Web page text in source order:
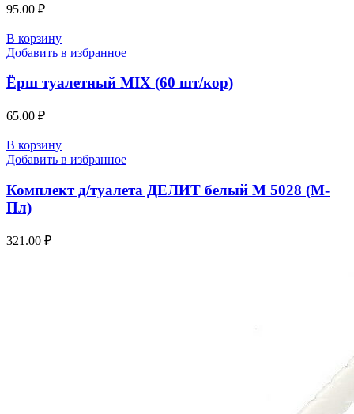
95.00 ₽
В корзину
Добавить в избранное
Ёрш туалетный MIX (60 шт/кор)
65.00 ₽
В корзину
Добавить в избранное
Комплект д/туалета ДЕЛИТ белый М 5028 (М-
Пл)
321.00 ₽